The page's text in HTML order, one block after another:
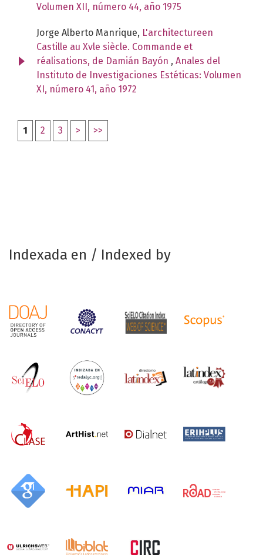
Volumen XII, número 44, año 1975
Jorge Alberto Manrique, L'architectureen
Castille au Xvle siècle. Commande et
réalisations, de Damián Bayón , Anales del
Instituto de Investigaciones Estéticas: Volumen
XI, número 41, año 1972
1 2 3 > >>
Indexada en / Indexed by